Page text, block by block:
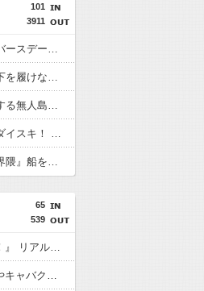
101
3911
【やばいケーキ】葛葉から叶へ贈るクセ強バースデーソング：甘いよりは美味いヤヴァイケーキ
【悲報】おじさんたち、片足立ちのまま靴下を履けなくなる・・・
【愛が止まらない】一条莉々華：ドキドキする無人島生活！テニプリ愛が止まらない
【速報画像】動画ヤバイ腹減る『ドカ食いダイスキ！ もちづきさん』待望のTVアニメ化決定！SNS大反響の衝撃作がついに動き出す
【画像】イブラヒム：大航海時代『筏強化界隈』船を見つけて突撃しに行く血盟海賊団！100％海賊
65
539
想像上の弱者男性『なろう系、Vtuber好き！』 リアル弱者男性『哲学、古典文学、世界史。(ﾒｶﾞﾈｸｲ)』
【悲報】弱者男性ワイ、Vtuberやアイドルやキャバクラに金を使いまくる奴が理解できない…